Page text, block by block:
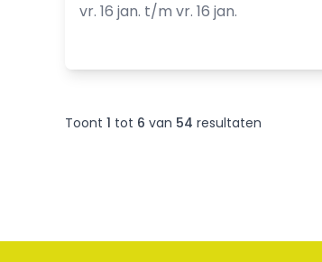
vr. 16 jan. t/m vr. 16 jan.
Toont 1 tot 6 van 54 resultaten